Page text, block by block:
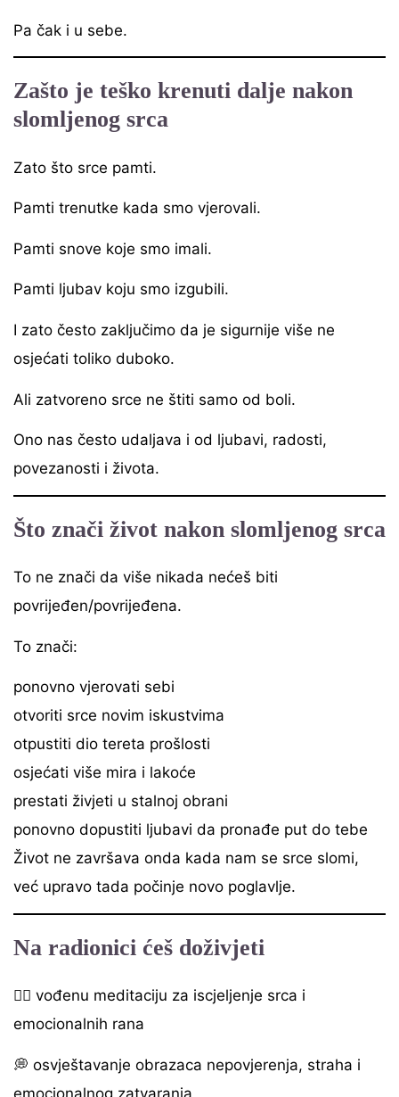
Pa čak i u sebe.
Zašto je teško krenuti dalje nakon
slomljenog srca
Zato što srce pamti.
Pamti trenutke kada smo vjerovali.
Pamti snove koje smo imali.
Pamti ljubav koju smo izgubili.
I zato često zaključimo da je sigurnije više ne
osjećati toliko duboko.
Ali zatvoreno srce ne štiti samo od boli.
Ono nas često udaljava i od ljubavi, radosti,
povezanosti i života.
Što znači život nakon slomljenog srca
To ne znači da više nikada nećeš biti
povrijeđen/povrijeđena.
To znači:
ponovno vjerovati sebi
otvoriti srce novim iskustvima
otpustiti dio tereta prošlosti
osjećati više mira i lakoće
prestati živjeti u stalnoj obrani
ponovno dopustiti ljubavi da pronađe put do tebe
Život ne završava onda kada nam se srce slomi,
već upravo tada počinje novo poglavlje.
Na radionici ćeš doživjeti
🧘‍♀️ vođenu meditaciju za iscjeljenje srca i
emocionalnih rana
💭 osvještavanje obrazaca nepovjerenja, straha i
emocionalnog zatvaranja